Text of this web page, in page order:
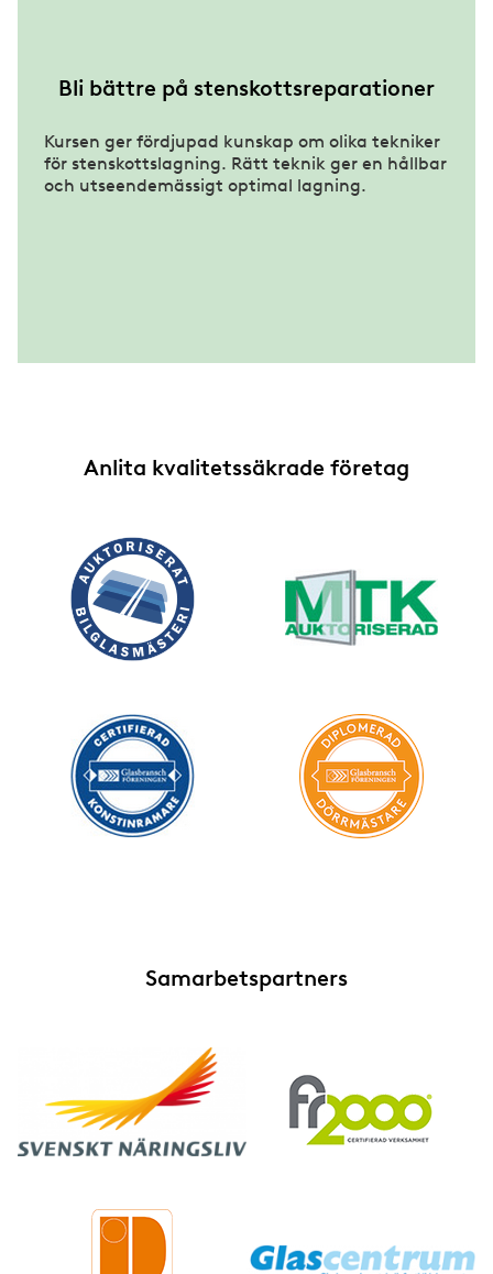
Bli bättre på stenskottsreparationer
Kursen ger fördjupad kunskap om olika tekniker
för stenskottslagning. Rätt teknik ger en hållbar
och utseendemässigt optimal lagning.
Anlita kvalitetssäkrade företag
Samarbetspartners